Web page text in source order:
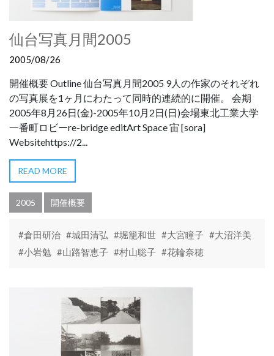
仙台写真月間2005
2005/08/26
開催概要 Outline 仙台写真月間2005 9人の作家のそれぞれ
の写真展を1ヶ月にわたって同時的連続的に開催。 会期
2005年8月26日(金)-2005年10月2日(日)会場東北工業大学
一番町ロビーre-bridge editArt Space 宙 [sora]
Websitehttps://2...
READ MORE
2005 開催概要
#倉田研治 #城田清弘 #堀籠和世 #大宮瞳子 #大沼洋美
#小岩勉 #山路智恵子 #村山聡子 #花輪奈穂